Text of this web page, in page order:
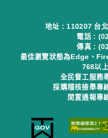
地址 : 110207 台
電話 :
傳真 :
最佳瀏覽狀態為Edge、
768以
全民督工服務
採購稽核檢舉專
閒置通報專